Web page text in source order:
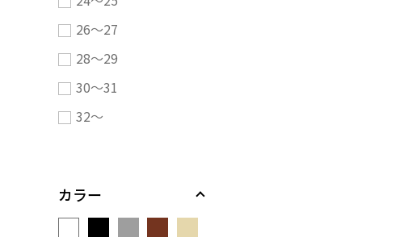
26～27
28～29
30～31
32～
カラー